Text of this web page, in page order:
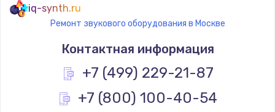
Простой ремонт основной платы
2400 руб.
Заказать
iq-synth.ru
Ремонт звукового оборудования в Москве
Контактная информация
+7 (499) 229-21-87
+7 (800) 100-40-54